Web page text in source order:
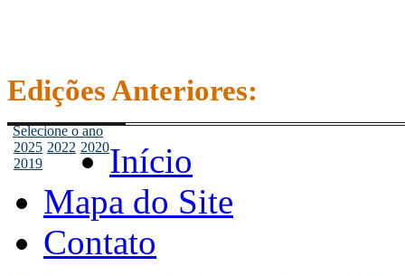
Edições Anteriores:
Selecione o ano
2025 2022 2020
2019
Início
Mapa do Site
Contato